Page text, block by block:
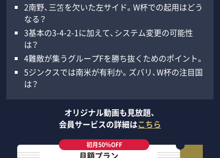
2南野、三笘を欠いた左サイド。W杯での起用はどう
なる？
3基本の3-4-2-1に加えて、システム変更の可能性
は？
4難敵が集うグループFを勝ち抜くためのポイント。
5ジンクスでは南米が有利か。ズバリ、W杯の注目国
は？
オリジナル動画も見放題、
会員サービスの詳細はこちら
初月50％OFF
月額プラン